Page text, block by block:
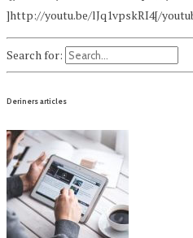
]http://youtu.be/lJq1vpskRI4[/
Search for:
Deriners articles